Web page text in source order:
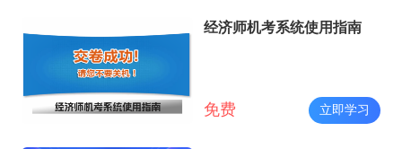
经济师机考系统使用指南
免费 立即学习